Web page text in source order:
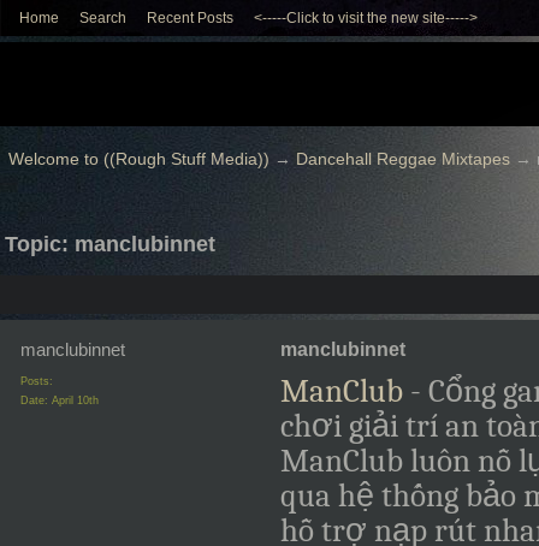
Home Search Recent Posts <-----Click to visit the new site----->
Welcome to ((Rough Stuff Media)) → Dancehall Reggae Mixtapes→
Topic: manclubinnet
manclubinnet
Posts:
Date: April 10th
manclubinnet
ManClub - Cổng
chơi giải trí an
ManClub luôn nỗ
qua hệ thống bảo
hỗ trợ nạp rút